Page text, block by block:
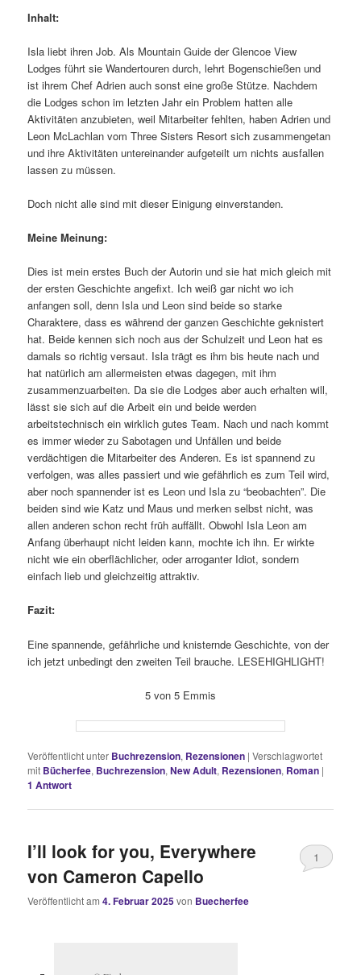
Inhalt:
Isla liebt ihren Job. Als Mountain Guide der Glencoe View
Lodges führt sie Wandertouren durch, lehrt Bogenschießen und
ist ihrem Chef Adrien auch sonst eine große Stütze. Nachdem
die Lodges schon im letzten Jahr ein Problem hatten alle
Aktivitäten anzubieten, weil Mitarbeiter fehlten, haben Adrien und
Leon McLachlan vom Three Sisters Resort sich zusammengetan
und ihre Aktivitäten untereinander aufgeteilt um nichts ausfallen
lassen zu müssen.
Doch nicht alle sind mit dieser Einigung einverstanden.
Meine Meinung:
Dies ist mein erstes Buch der Autorin und sie hat mich gleich mit
der ersten Geschichte angefixt. Ich weiß gar nicht wo ich
anfangen soll, denn Isla und Leon sind beide so starke
Charaktere, dass es während der ganzen Geschichte geknistert
hat. Beide kennen sich noch aus der Schulzeit und Leon hat es
damals so richtig versaut. Isla trägt es ihm bis heute nach und
hat natürlich am allermeisten etwas dagegen, mit ihm
zusammenzuarbeiten. Da sie die Lodges aber auch erhalten will,
lässt sie sich auf die Arbeit ein und beide werden
arbeitstechnisch ein wirklich gutes Team. Nach und nach kommt
es immer wieder zu Sabotagen und Unfällen und beide
verdächtigen die Mitarbeiter des Anderen. Es ist spannend zu
verfolgen, was alles passiert und wie gefährlich es zum Teil wird,
aber noch spannender ist es Leon und Isla zu “beobachten”. Die
beiden sind wie Katz und Maus und merken selbst nicht, was
allen anderen schon recht früh auffällt. Obwohl Isla Leon am
Anfang überhaupt nicht leiden kann, mochte ich ihn. Er wirkte
nicht wie ein oberflächlicher, oder arroganter Idiot, sondern
einfach lieb und gleichzeitig attraktiv.
Fazit:
Eine spannende, gefährliche und knisternde Geschichte, von der
ich jetzt unbedingt den zweiten Teil brauche. LESEHIGHLIGHT!
5 von 5 Emmis
Veröffentlicht unter Buchrezension, Rezensionen |Verschlagwortet
mit Bücherfee, Buchrezension,New Adult, Rezensionen, Roman |
1 Antwort
I’ll look for you, Everywhere
von Cameron Capello
Veröffentlicht am4. Februar 2025von Buecherfee
1